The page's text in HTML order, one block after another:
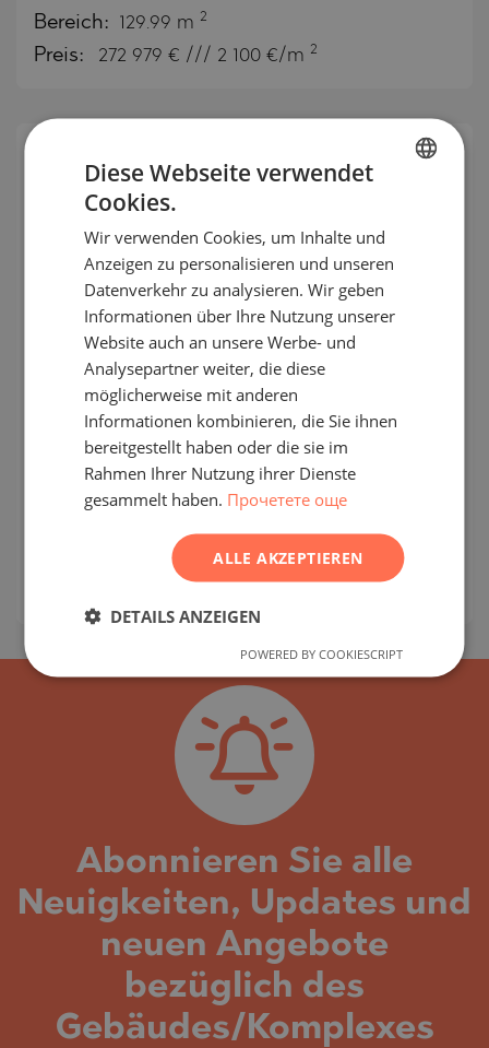
Bereich: 129.99 m 2
Preis: 272 979 € /// 2 100 €/m 2
EINZELANGEBOT
EXKLUSIV
Ein-Zimmer-Wohnung in einem
modernen Neubau an der
„Simeonovsko Shose“
VITOSHA / SOFIA / SOFIA / BULGARIEN
71.37 m
2
Abonnieren Sie alle
Neuigkeiten, Updates und
neuen Angebote
bezüglich des
Gebäudes/Komplexes
ENGLISH
GERMAN
FRENCH
ROMANIAN
Diese Webseite verwendet
Cookies.
Wir verwenden Cookies, um Inhalte und
Anzeigen zu personalisieren und unseren
Datenverkehr zu analysieren. Wir geben
Informationen über Ihre Nutzung unserer
Website auch an unsere Werbe- und
Analysepartner weiter, die diese
möglicherweise mit anderen
Informationen kombinieren, die Sie ihnen
bereitgestellt haben oder die sie im
Rahmen Ihrer Nutzung ihrer Dienste
gesammelt haben. Прочетете още
ALLE AKZEPTIEREN
DETAILS ANZEIGEN
POWERED BY COOKIESCRIPT